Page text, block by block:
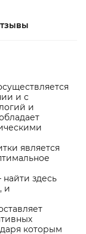
и с
и
является
здесь
и
которым